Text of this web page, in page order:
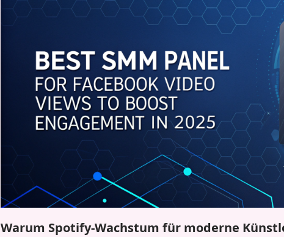
Warum Spotify-Wachstum für moderne